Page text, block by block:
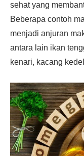
sehat yang
Beberapa contoh
menjadi anjuran
antara lain ikan
kenari, kacang